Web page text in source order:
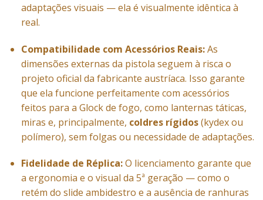
adaptações visuais — ela é visualmente idêntica à
real.
Compatibilidade com Acessórios Reais:As
dimensões externas da pistola seguem à risca o
projeto oficial da fabricante austríaca. Isso garante
que ela funcione perfeitamente com acessórios
feitos para a Glock de fogo, como lanternas táticas,
miras e, principalmente, coldres rígidos(kydex ou
polímero), sem folgas ou necessidade de adaptações.
Fidelidade de Réplica:O licenciamento garante que
a ergonomia e o visual da 5ª geração — como o
retém do slide ambidestro e a ausência de ranhuras